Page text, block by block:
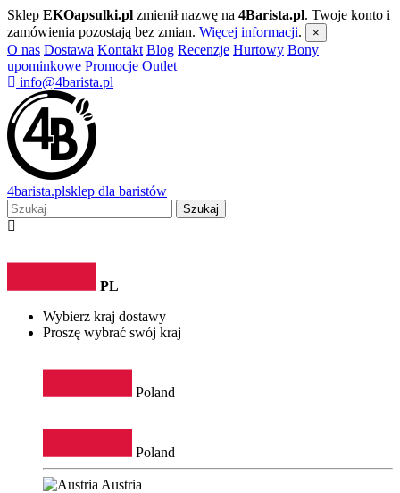
Sklep EKOapsulki.pl zmienił nazwę na 4Barista.pl. Twoje konto i
zamówienia pozostają bez zmian. Więcej informacji. ×
O nas Dostawa Kontakt Blog Recenzje Hurtowy Bony
upominkowe Promocje Outlet
info@4barista.pl
4barista.plsklep dla baristów
Szukaj
PL
Wybierz kraj dostawy
Proszę wybrać swój kraj
Poland
Poland
Austria